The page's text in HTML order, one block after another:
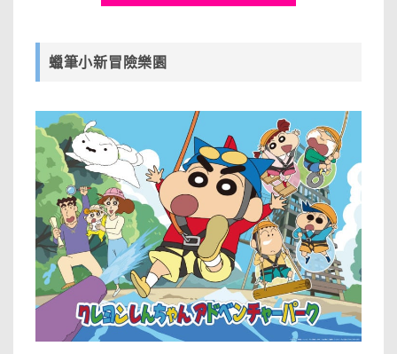
蠟筆小新冒險樂園